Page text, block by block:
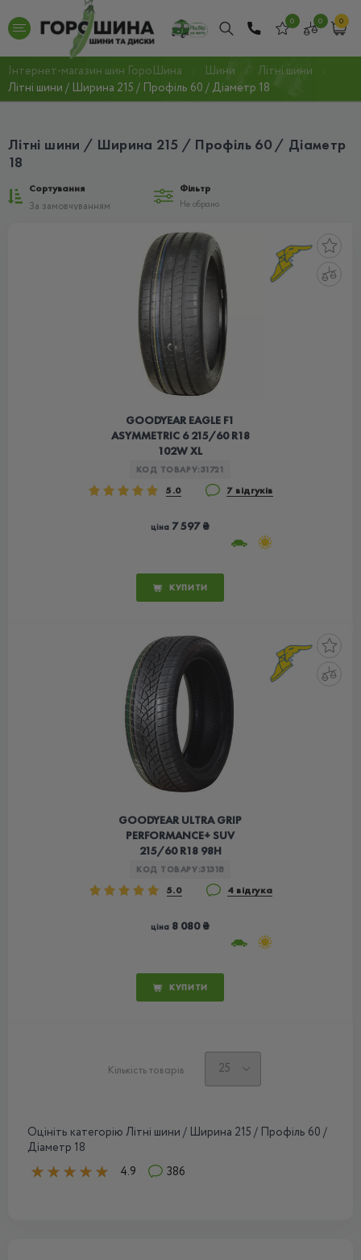
0 0 0
Інтернет-магазин шин ГороШина Шини
Літні шини
Літні шини / Ширина 215 / Профіль 60 / Діаметр 18
Літні шини / Ширина 215 / Профіль 60 / Діаметр
18
Сортування
Фільтр
Не обрано
GOODYEAR EAGLE F1
ASYMMETRIC 6 215/60 R18
102W XL
КОД ТОВАРУ:31721
5.0 7 відгуків
ціна 7 597 ₴
КУПИТИ
GOODYEAR ULTRA GRIP
PERFORMANCE+ SUV
215/60 R18 98H
КОД ТОВАРУ:31318
5.0 4 відгука
ціна 8 080 ₴
КУПИТИ
Кількість товарів
Оцініть категорію Літні шини / Ширина 215 / Профіль 60 /
Діаметр 18
4.9
386